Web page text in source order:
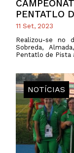
PENTATLO
11 Set, 2023
Realizou-se no
Sobreda,
Pentatlo de Pista
NOTÍCIAS